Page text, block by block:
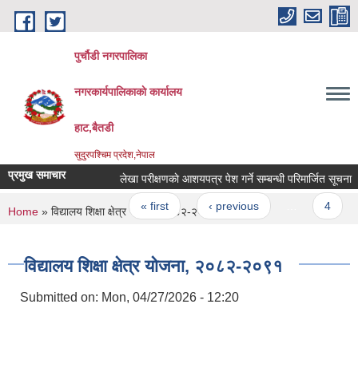
Skip to main content
पुर्चौडी नगरपालिका
नगरकार्यपालिकाकाे कार्यालय
हाट,बैतडी
सुदुरपश्चिम प्रदेश,नेपाल
प्रमुख समाचार लेखा परीक्षणकाे आशयपत्र पेश गर्ने सम्बन्धी परिमार्जित सूचना ।
Pages
« first ‹ previous
You are here
Home » विद्यालय शिक्षा क्षेत्र योजना, २०८२-२०९१
विद्यालय शिक्षा क्षेत्र योजना, २०८२-२०९१
Submitted on: Mon, 04/27/2026 - 12:20